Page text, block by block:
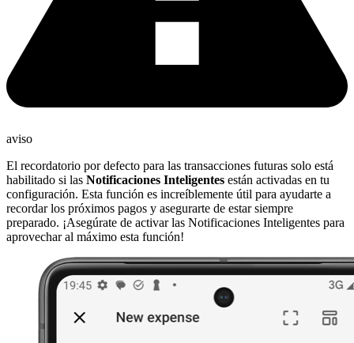
aviso
El recordatorio por defecto para las transacciones futuras solo está
habilitado si las Notificaciones Inteligentes están activadas en tu
configuración. Esta función es increíblemente útil para ayudarte a
recordar los próximos pagos y asegurarte de estar siempre
preparado. ¡Asegúrate de activar las Notificaciones Inteligentes para
aprovechar al máximo esta función!